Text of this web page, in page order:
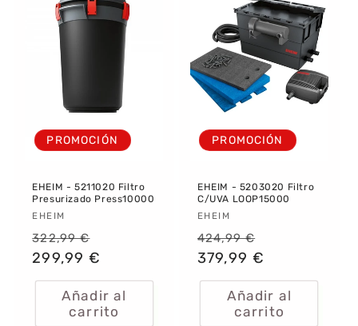
PROMOCIÓN
EHEIM - 5211020 Filtro
Presurizado Press10000
Proveedor:
EHEIM
Precio
habitual
322,99 €
de
oferta
299,99 €
Añadir al
carrito
PROMOCIÓN
EHEIM - 5203020 Filtro
C/UVA LOOP15000
Proveedor:
EHEIM
Precio
habitual
424,99 €
oferta
379,99 €
Añadir al
carrito